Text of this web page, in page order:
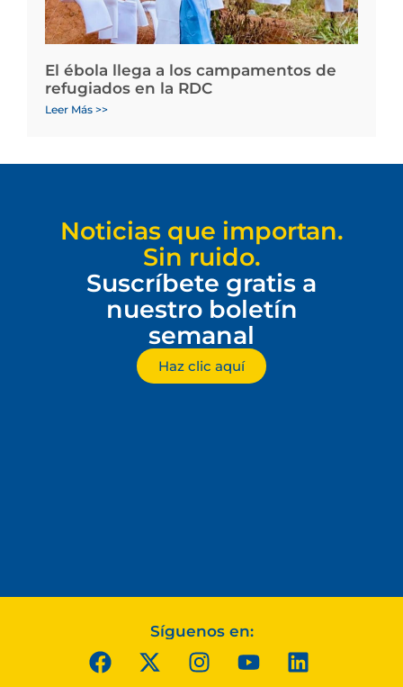
El ébola llega a los campamentos de
refugiados en la RDC
Leer Más >>
Noticias que importan.
Sin ruido.
Suscríbete gratis a
nuestro boletín
semanal
Haz clic aquí
Síguenos en: